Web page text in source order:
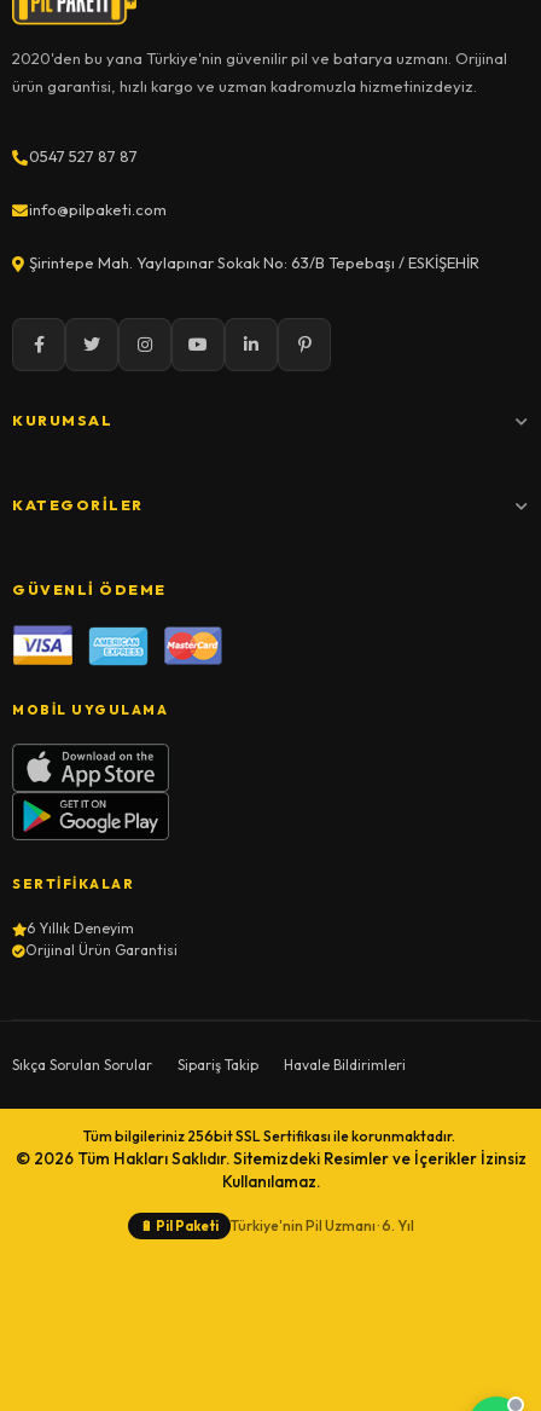
2020'den bu yana Türkiye'nin güvenilir pil ve batarya uzmanı. Orijinal
ürün garantisi, hızlı kargo ve uzman kadromuzla hizmetinizdeyiz.
0547 527 87 87
info@pilpaketi.com
Şirintepe Mah. Yaylapınar Sokak No: 63/B Tepebaşı / ESKİŞEHİR
KURUMSAL
KATEGORILER
GÜVENLI ÖDEME
MOBIL UYGULAMA
SERTIFIKALAR
6 Yıllık Deneyim
Orijinal Ürün Garantisi
Sıkça Sorulan Sorular Sipariş Takip Havale Bildirimleri
Tüm bilgileriniz 256bit SSL Sertifikası ile korunmaktadır.
© 2026 Tüm Hakları Saklıdır. Sitemizdeki Resimler ve İçerikler İzinsiz
Kullanılamaz.
🔋 Pil Paketi Türkiye'nin Pil Uzmanı · 6. Yıl